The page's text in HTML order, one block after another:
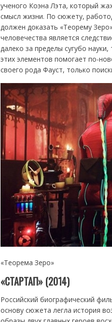
ученого Коэна Лэта, который
смысл жизни. По сюжету,
должен доказать «Теорему
человечества является
далеко за пределы сугубо
этих элементов помогает по-
своего рода Фауст, только
«Теорема Зеро»
«СТАРТАП» (2014)
Российский биографический
основу сюжета легла история